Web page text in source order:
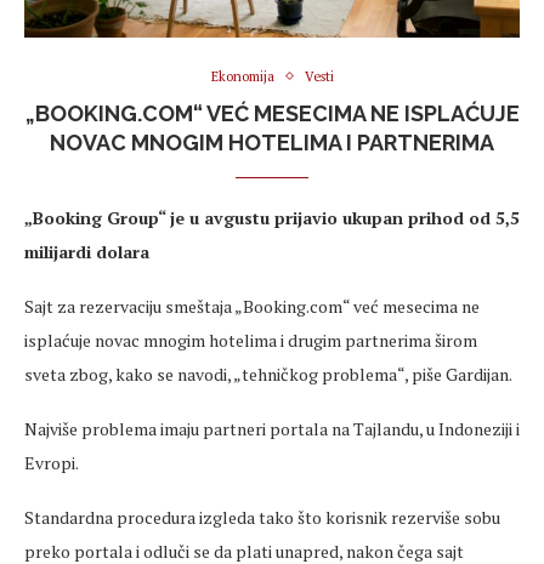
Ekonomija Vesti
„BOOKING.COM“ VEĆ MESECIMA NE ISPLAĆUJE
NOVAC MNOGIM HOTELIMA I PARTNERIMA
„Booking Group“ je u avgustu prijavio ukupan prihod od 5,5
milijardi dolara
Sajt za rezervaciju smeštaja „Booking.com“ već mesecima ne
isplaćuje novac mnogim hotelima i drugim partnerima širom
sveta zbog, kako se navodi, „tehničkog problema“, piše Gardijan.
Najviše problema imaju partneri portala na Tajlandu, u Indoneziji i
Evropi.
Standardna procedura izgleda tako što korisnik rezerviše sobu
preko portala i odluči se da plati unapred, nakon čega sajt